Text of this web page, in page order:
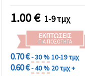
1.00€ 1-9 τμχ
ΕΚΠΤΏΣΕΙΣ
ΓΙΑ ΠΟΣΌΤΗΤΑ
0.70 €- 30 %10-19 τμχ
0.60 €- 40 % 20 τμχ +